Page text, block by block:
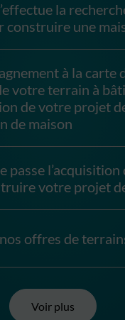
la
une
à la carte
votre terrain à
de votre projet
de maison
passe
votre projet
offres de
Voir plus